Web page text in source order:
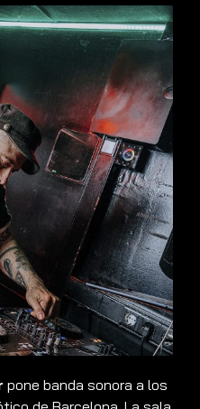
pone banda sonora a los